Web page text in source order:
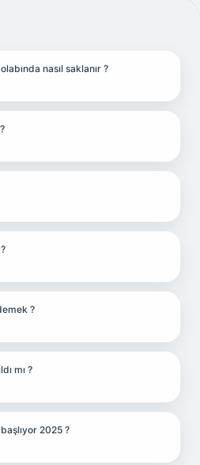
nasıl saklanır ?
?
mı ?
2025 ?